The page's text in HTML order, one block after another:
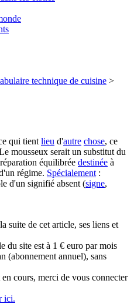
technique de cuisine >
qui tient lieu d'autre chose, ce
mousseux serait un substitut du
équilibrée destinée à
régime. Spécialement :
d'un signifié absent (signe,
suite de cet article, ses liens et
du site est à 1 € euro par mois
(abonnement annuel), sans
cours, merci de vous connecter
ici.